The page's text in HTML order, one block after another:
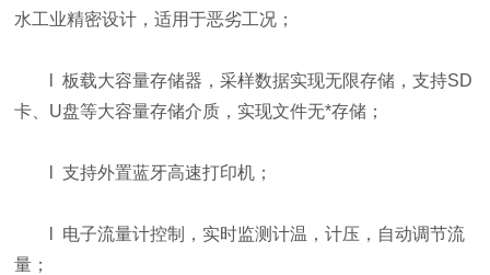
水工业精密设计，适用于恶劣工况；
l 板载大容量存储器，采样数据实现无限存储，支持SD
卡、U盘等大容量存储介质，实现文件无*存储；
l 支持外置蓝牙高速打印机；
l 电子流量计控制，实时监测计温，计压，自动调节流
量；